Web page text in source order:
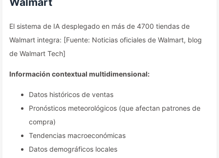
El sistema de IA desplegado en más de 4700 tiendas de
Walmart integra: [Fuente: Noticias oficiales de Walmart, blog
de Walmart Tech]
Información contextual multidimensional:
Datos históricos de ventas
Pronósticos meteorológicos (que afectan patrones de
compra)
Tendencias macroeconómicas
Datos demográficos locales